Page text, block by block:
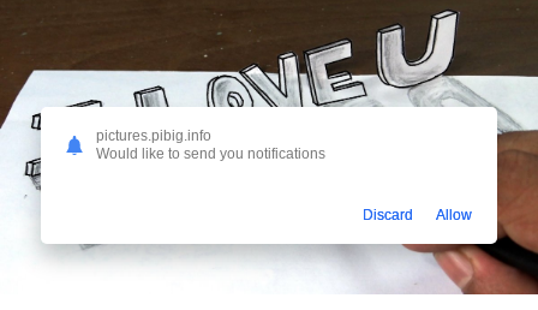
pictures.pibig.info
Would like to send you notifications
Discard Allow